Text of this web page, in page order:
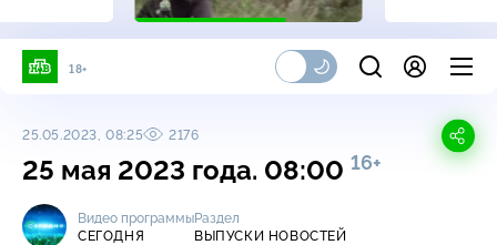
18+
25.05.2023, 08:25 2176
25 мая 2023 года. 08:00 16+
Видео программы
СЕГОДНЯ
Раздел
ВЫПУСКИ НОВОСТЕЙ